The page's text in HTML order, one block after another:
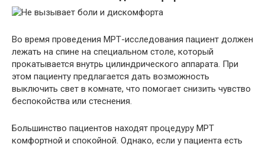
Во время проведения МРТ-исследования пациент должен
лежать на спине на специальном столе, который
прокатывается внутрь цилиндрического аппарата. При
этом пациенту предлагается дать возможность
выключить свет в комнате, что помогает снизить чувство
беспокойства или стеснения.
Большинство пациентов находят процедуру МРТ
комфортной и спокойной. Однако, если у пациента есть